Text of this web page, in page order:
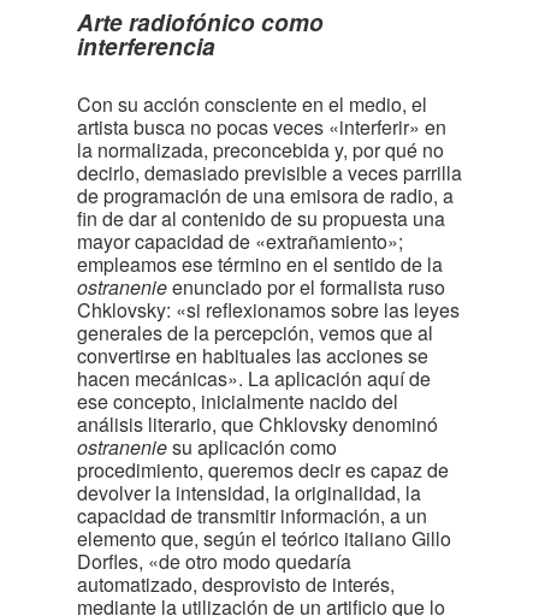
Arte radiofónico como
interferencia
Con su acción consciente en el medio, el
artista busca no pocas veces «interferir» en
la normalizada, preconcebida y, por qué no
decirlo, demasiado previsible a veces parrilla
de programación de una emisora de radio, a
fin de dar al contenido de su propuesta una
mayor capacidad de «extrañamiento»;
empleamos ese término en el sentido de la
ostranenieenunciado por el formalista ruso
Chklovsky: «si reflexionamos sobre las leyes
generales de la percepción, vemos que al
convertirse en habituales las acciones se
hacen mecánicas». La aplicación aquí de
ese concepto, inicialmente nacido del
análisis literario, que Chklovsky denominó
ostraneniesu aplicación como
procedimiento, queremos decir es capaz de
devolver la intensidad, la originalidad, la
capacidad de transmitir información, a un
elemento que, según el teórico italiano Gillo
Dorfles, «de otro modo quedaría
automatizado, desprovisto de interés,
mediante la utilización de un artificio que lo